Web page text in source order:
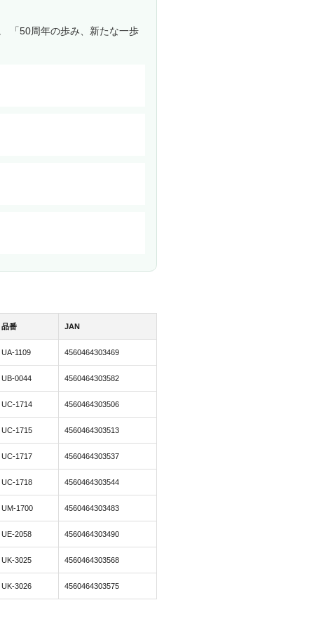
「50周年の歩み、新たな一歩
品番 JAN
UA-1109 4560464303469
UB-0044 4560464303582
UC-1714 4560464303506
UC-1715 4560464303513
UC-1717 4560464303537
UC-1718 4560464303544
UM-1700 4560464303483
UE-2058 4560464303490
UK-3025 4560464303568
UK-3026 4560464303575